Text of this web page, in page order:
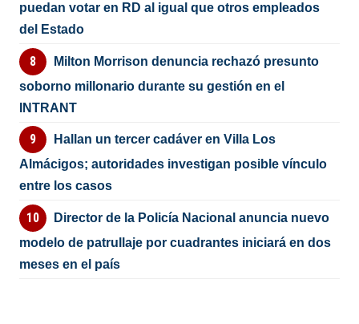
puedan votar en RD al igual que otros empleados
del Estado
Milton Morrison denuncia rechazó presunto
soborno millonario durante su gestión en el
INTRANT
Hallan un tercer cadáver en Villa Los
Almácigos; autoridades investigan posible vínculo
entre los casos
Director de la Policía Nacional anuncia nuevo
modelo de patrullaje por cuadrantes iniciará en dos
meses en el país